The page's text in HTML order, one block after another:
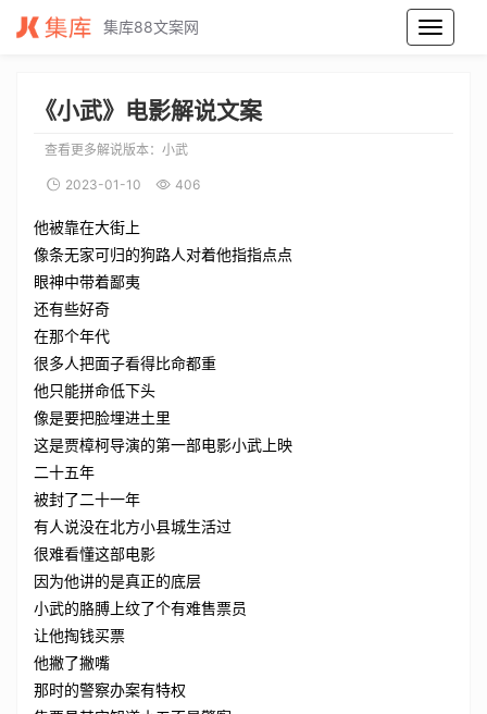
小武电影解说文案_小武电影解说词_小武电影解说稿
集库88文案网
《小武》电影解说文案
查看更多解说版本： 小武
2023-01-10 406
他被靠在大街上
像条无家可归的狗路人对着他指指点点
眼神中带着鄙夷
还有些好奇
在那个年代
很多人把面子看得比命都重
他只能拼命低下头
像是要把脸埋进土里
这是贾樟柯导演的第一部电影小武上映
二十五年
被封了二十一年
有人说没在北方小县城生活过
很难看懂这部电影
因为他讲的是真正的底层
小武的胳膊上纹了个有难售票员
让他掏钱买票
他撇了撇嘴
那时的警察办案有特权